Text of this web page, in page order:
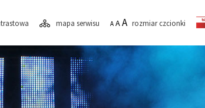
mapa serwisu
A A
ROZMIAR
A
CZCIONKĘ
rozmiar czcionki